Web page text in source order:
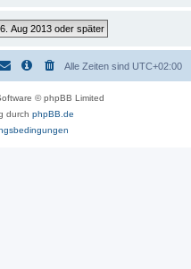
Alle Zeiten sind UTC+02:00
© phpBB Limited
durch phpBB.de